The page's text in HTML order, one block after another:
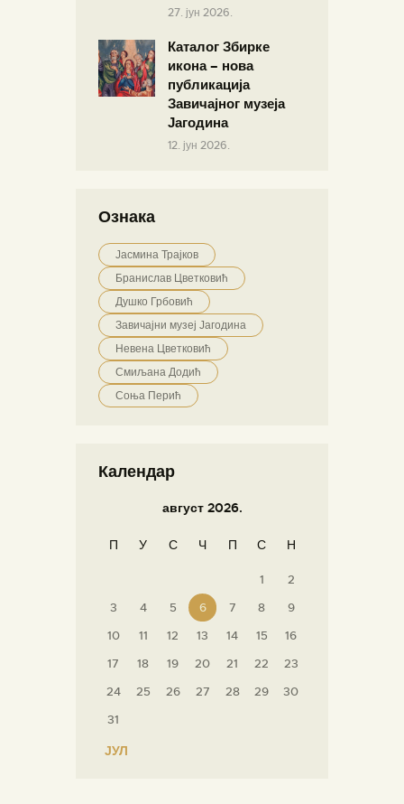
27. јун 2026.
Каталог Збирке
икона – нова
публикација
Завичајног музеја
Јагодина
12. јун 2026.
Ознака
Јасмина Трајков
Бранислав Цветковић
Душко Грбовић
Завичајни музеј Јагодина
Невена Цветковић
Смиљана Додић
Соња Перић
Календар
август 2026.
П У С Ч П С Н
1
2
3
4 5 6 7 8
9
10
11 12 13 14 15
16
17
18 19 20 21 22
23
24
25 26 27 28 29
30
31
« ЈУЛ